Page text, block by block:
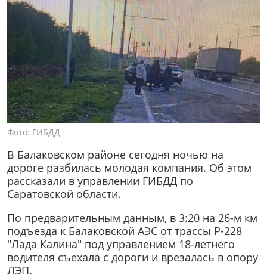
Фото: ГИБДД
В Балаковском районе сегодня ночью на
дороге разбилась молодая компания. Об этом
рассказали в управлении ГИБДД по
Саратовской области.
По предварительным данным, в 3:20 на 26-м км
подъезда к Балаковской АЭС от трассы Р-228
"Лада Калина" под управлением 18-летнего
водителя съехала с дороги и врезалась в опору
ЛЭП.